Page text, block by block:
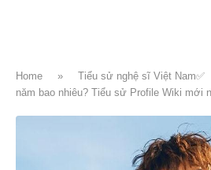
Home » Tiểu sử nghệ sĩ Việt Nam✅
năm bao nhiêu? Tiểu sử Profile Wiki mới